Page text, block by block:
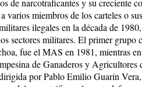
de narcotraficantes y su creciente
varios miembros de los carteles o
ilegales en la década de
sectores militares. El primer
fue el MAS en 1981, mientras
de Ganaderos y Agricultores
por Pablo Emilio Guarín